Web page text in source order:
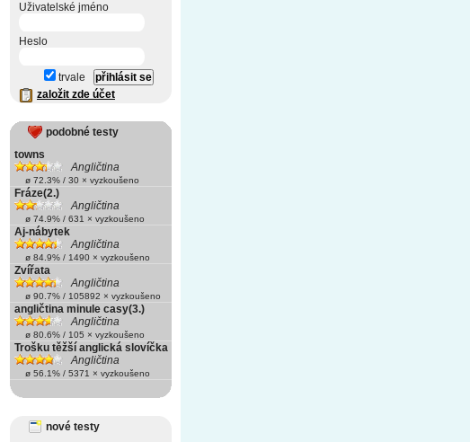
Uživatelské jméno
Heslo
trvale
založit zde účet
podobné testy
towns
Angličtina
ø 72.3% / 30 × vyzkoušeno
Fráze(2.)
Angličtina
ø 74.9% / 631 × vyzkoušeno
Aj-nábytek
Angličtina
ø 84.9% / 1490 × vyzkoušeno
Zvířata
Angličtina
ø 90.7% / 105892 × vyzkoušeno
angličtina minule casy(3.)
Angličtina
ø 80.6% / 105 × vyzkoušeno
Trošku těžší anglická slovíčka
Angličtina
ø 56.1% / 5371 × vyzkoušeno
nové testy